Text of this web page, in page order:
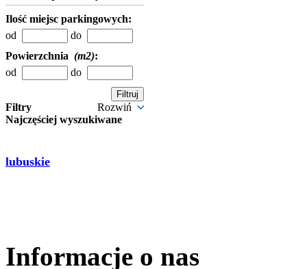
Ilość miejsc parkingowych:
od
do
Powierzchnia (m2):
od
do
Filtry
Rozwiń
Najczęściej wyszukiwane
lubuskie
Informacje o nas